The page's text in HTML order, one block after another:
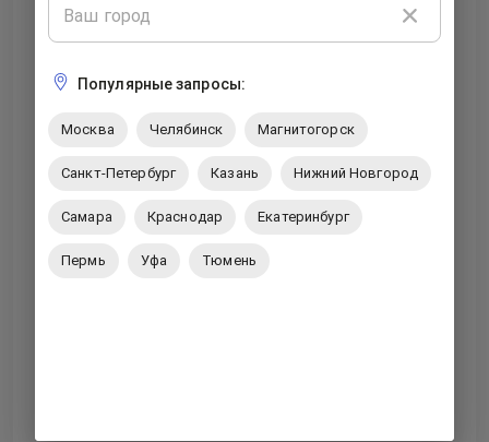
лишней влаги, предупреждает
микроциркуляцию, разглаживает
синтеза коллагена, его прием способен
придать коже здоровый внешний вид и
Популярные запросы:
Москва Челябинск Магнитогорск
Санкт-Петербург Казань Нижний Новгород
Самара Краснодар Екатеринбург
Пермь Уфа Тюмень